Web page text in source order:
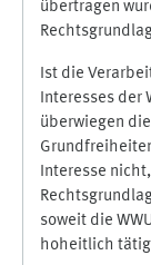
übertragen
Ist die
Interesses der
überwiegen
Interesse
soweit die
hoheitlich